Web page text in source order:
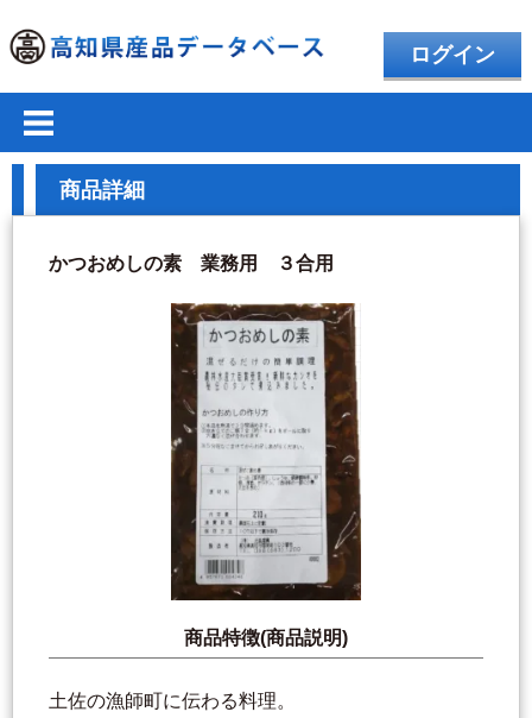
ログイン
商品詳細
かつおめしの素 業務用 ３合用
商品特徴(商品説明)
土佐の漁師町に伝わる料理。